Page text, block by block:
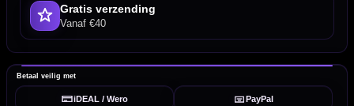
Gratis verzending
Vanaf €40
Betaal veilig met
iDEAL / Wero PayPal